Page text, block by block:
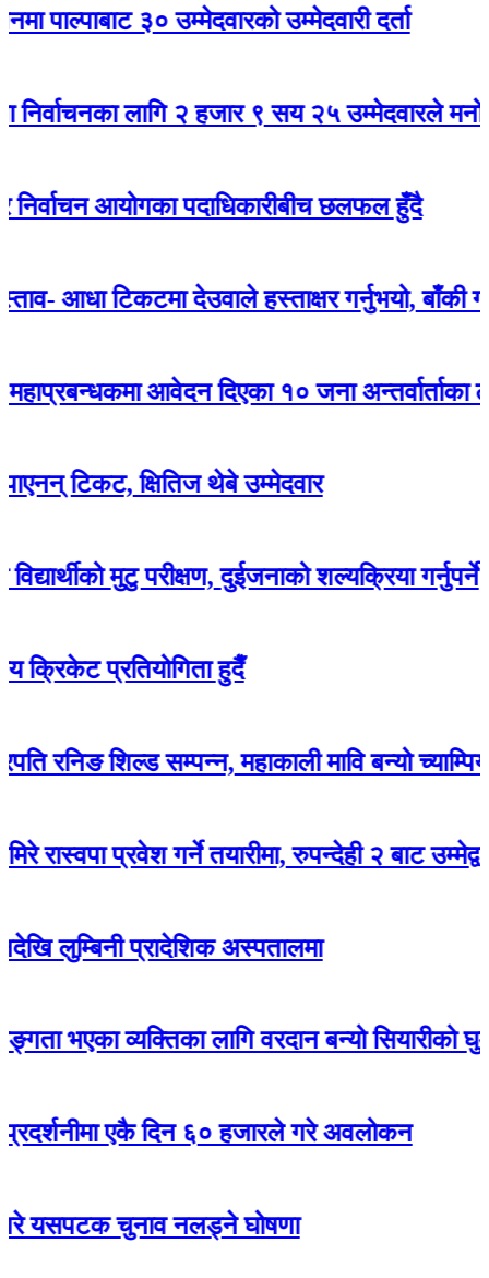
३० उम्मेदवारको उम्मेदवारी दर्ता
लागि २ हजार ९ सय २५ उम्मेदवारले मनोनयन दर्ता
आयोगका पदाधिकारीबीच छलफल हुँदै
टिकटमा देउवाले हस्ताक्षर गर्नुभयो, बाँकी गगनले
आवेदन दिएका १० जना अन्तर्वार्ताका लागि
क्षितिज थेबे उम्मेदवार
मुटु परीक्षण, दुईजनाको शल्यक्रिया गर्नुपर्ने
प्रतियोगिता हुदैँ
शिल्ड सम्पन्न, महाकाली मावि बन्यो च्याम्पियन
प्रवेश गर्ने तयारीमा, रुपन्देही २ बाट उम्मेद्वार हुने
प्रादेशिक अस्पतालमा
व्यक्तिका लागि वरदान बन्यो सियारीको घुम्ती शिविर
एकै दिन ६० हजारले गरे अवलोकन
चुनाव नलड्ने घोषणा